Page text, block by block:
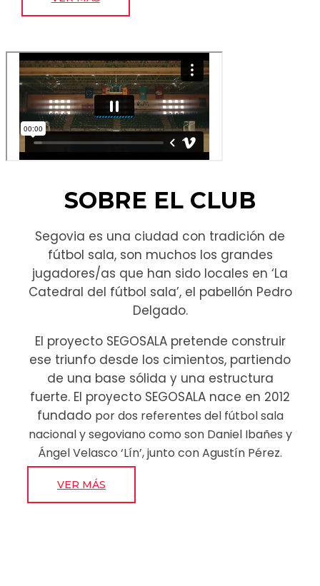
SOBRE EL CLUB
Segovia es una ciudad con tradición de
fútbol sala, son muchos los grandes
jugadores/as que han sido locales en ‘La
Catedral del fútbol sala’, el pabellón Pedro
Delgado.
El proyecto SEGOSALA pretende construir
ese triunfo desde los cimientos, partiendo
de una base sólida y una estructura
fuerte. El proyecto SEGOSALA nace en 2012
fundado por dos referentes del fútbol sala
nacional y segoviano como son Daniel Ibañes y
Ángel Velasco ‘Lín’, junto con Agustín Pérez.
VER MÁS